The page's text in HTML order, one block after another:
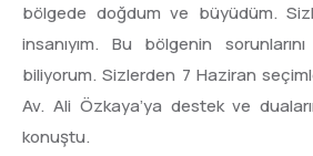
bölgede doğdum ve büyüdüm.
insanıyım. Bu bölgenin
biliyorum. Sizlerden 7 Haziran
Av. Ali Özkaya’ya destek ve
konuştu.